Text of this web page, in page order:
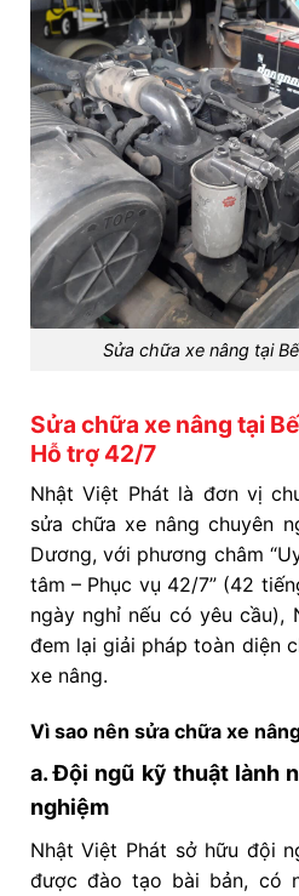
Sửa chữa xe nâng tại
Sửa chữa xe nâng tại
Hỗ trợ 42/7
Nhật Việt Phát là đơn vị
sửa chữa xe nâng chuyên
Dương, với phương châm
tâm – Phục vụ 42/7” (42
ngày nghỉ nếu có yêu cầu),
đem lại giải pháp toàn diện
xe nâng.
Vì sao nên sửa chữa xe
a. Đội ngũ kỹ thuật lành
nghiệm
Nhật Việt Phát sở hữu đội
được đào tạo bài bản, có